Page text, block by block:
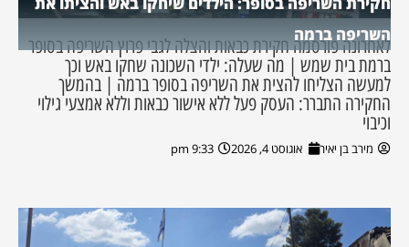
השריפה ברמה
לאחרונה פורסמה חקירת כבאות והצלה לגבי פרוץ השריפה בסופר
ברמת בית שמש | מה שעלה: ילדי השכונה שחקו באש וכך
למעשה הצליחו להצית את השריפה בסופר ברמה | בהמשך
החקירה התברר: העסק פעל ללא אישור כבאות וללא אמצעי גילוי
וכיבוי
מירב בן יאיר אוגוסט 4, 2026 9:33 pm